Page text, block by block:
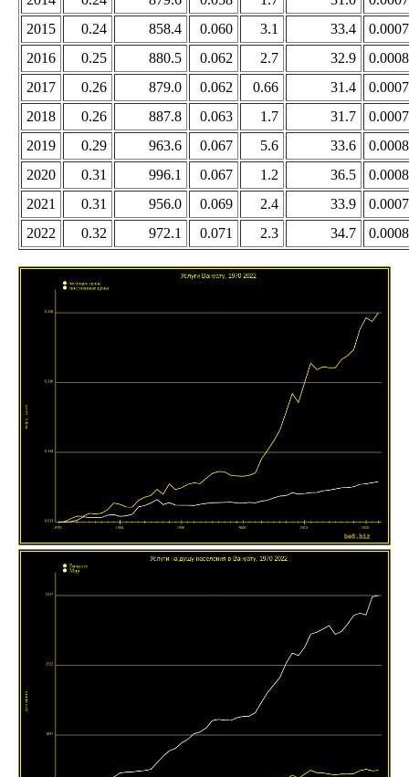
2015
0.24 858.4 0.060 3.1 33.4
0.0007
2016
0.25 880.5 0.062 2.7 32.9
0.0008
2017
0.26 879.0 0.062 0.66 31.4
0.0007
2018
0.26 887.8 0.063 1.7 31.7
0.0007
2019
0.29 963.6 0.067 5.6 33.6
0.0008
2020
0.31 996.1 0.067 1.2 36.5
0.0008
2021
0.31 956.0 0.069 2.4 33.9
0.0007
2022
0.32 972.1 0.071 2.3 34.7 0.0008